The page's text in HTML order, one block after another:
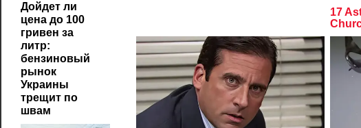
Дойдет ли
цена до 100
гривен за
литр:
бензиновый
рынок
Украины
трещит по
швам